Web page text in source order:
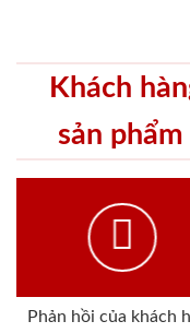
Khách
sản
Phản hồi của khách